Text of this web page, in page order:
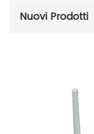
Nuovi Prodotti